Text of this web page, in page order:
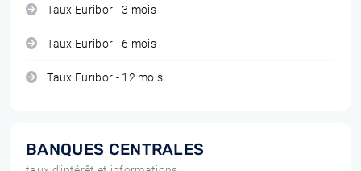
Taux Euribor - 3 mois
Taux Euribor - 6 mois
Taux Euribor - 12 mois
BANQUES CENTRALES